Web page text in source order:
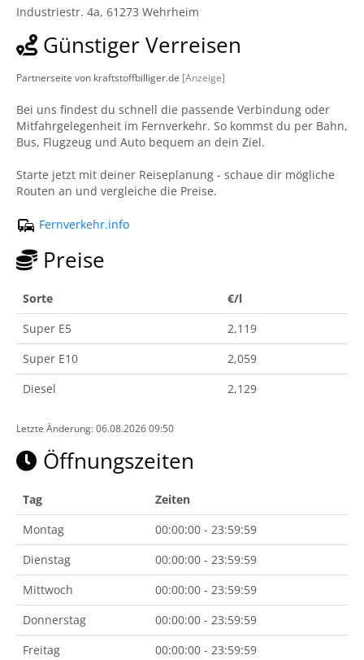
Industriestr. 4a, 61273 Wehrheim
Günstiger Verreisen
Partnerseite von kraftstoffbilliger.de [Anzeige]
Bei uns findest du schnell die passende Verbindung oder
Mitfahrgelegenheit im Fernverkehr. So kommst du per Bahn,
Bus, Flugzeug und Auto bequem an dein Ziel.
Starte jetzt mit deiner Reiseplanung - schaue dir mögliche
Routen an und vergleiche die Preise.
Fernverkehr.info
Preise
Sorte
€/l
Super E5
2,119
Super E10
2,059
Diesel
2,129
Letzte Änderung: 06.08.2026 09:50
Öffnungszeiten
Tag
Zeiten
Montag
00:00:00 - 23:59:59
Dienstag
00:00:00 - 23:59:59
Mittwoch
00:00:00 - 23:59:59
Donnerstag
00:00:00 - 23:59:59
Freitag
00:00:00 - 23:59:59